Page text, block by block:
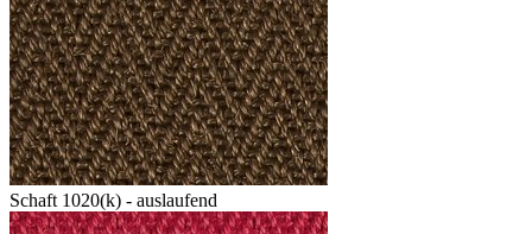
Schaft 1020(k) - auslaufend